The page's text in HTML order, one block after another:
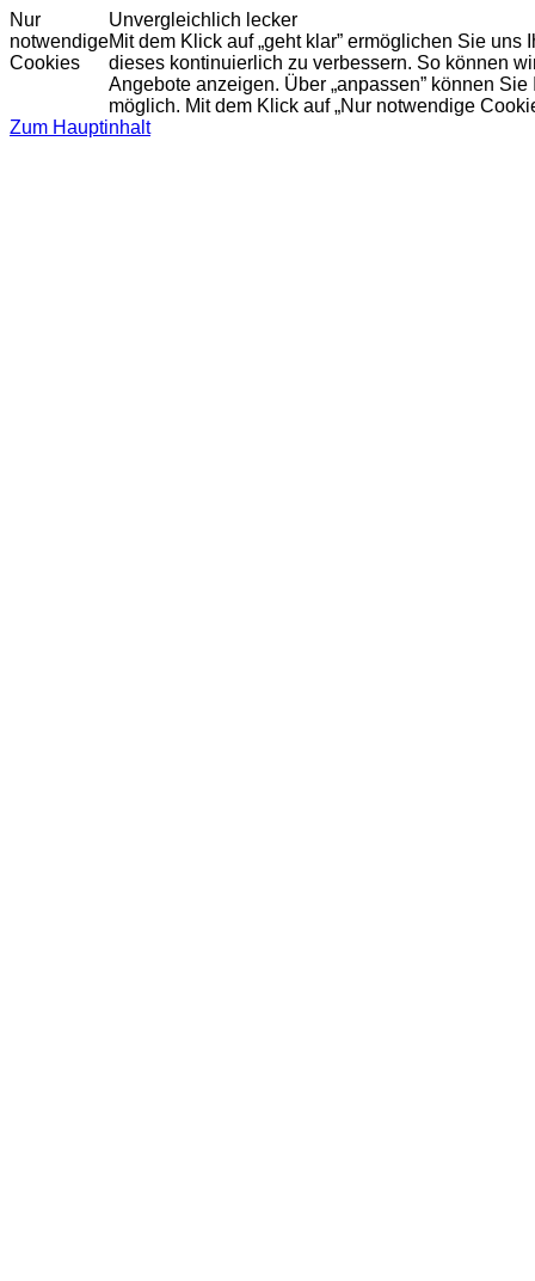
Nur
notwendige
Cookies
Unvergleichlich lecker
Mit dem Klick auf „geht klar” ermöglichen Sie
dieses kontinuierlich zu verbessern. So können
Angebote anzeigen. Über „anpassen” können
möglich. Mit dem Klick auf „Nur notwendige
Zum Hauptinhalt